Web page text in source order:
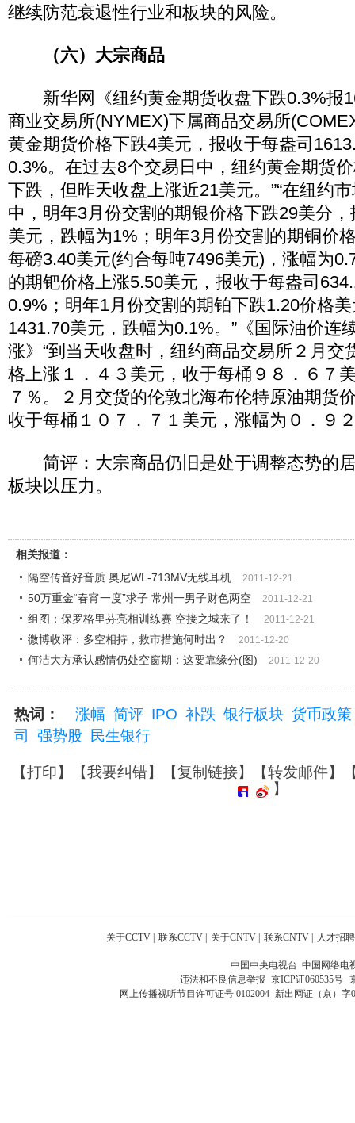
继续防范衰退性行业和板块的风险。
（六）大宗商品
新华网《纽约黄金期货收盘下跌0.3%报
商业交易所(NYMEX)下属商品交易所
黄金期货价格下跌4美元，报收于每盎司
0.3%。在过去8个交易日中，纽约黄金期货
下跌，但昨天收盘上涨近21美元。”“在纽约
中，明年3月份交割的期银价格下跌29美分
美元，跌幅为1%；明年3月份交割的期铜价
每磅3.40美元(约合每吨7496美元)，涨幅为
的期钯价格上涨5.50美元，报收于每盎司
0.9%；明年1月份交割的期铂下跌1.20价格
1431.70美元，跌幅为0.1%。”《国际油价连
涨》“到当天收盘时，纽约商品交易所２月交
格上涨１．４３美元，收于每桶９８．６７
７％。２月交货的伦敦北海布伦特原油期货
收于每桶１０７．７１美元，涨幅为０．９
简评：大宗商品仍旧是处于调整态势的
板块以压力。
相关报道：
隔空传音好音质 奥尼WL-713MV无线耳机
2011-12-21
50万重金“春宵一度”求子 常州一男子财色两空 2011-12-21
组图：保罗格里芬亮相训练赛 空接之城来了！ 2011-12-21
微博收评：多空相持，救市措施何时出？ 2011-12-20
何洁大方承认感情仍处空窗期：这要靠缘分(图) 2011-12-20
热词： 涨幅 简评 IPO 补跌 银行板块 货币政策
司
强势股 民生银行
【打印】【我要纠错】【复制链接】【转发邮件】
】
关于CCTV | 联系CCTV | 关于CNTV | 联系CNTV | 人才招聘
中国中央电视台 中国网络电
违法和不良信息举报 京ICP证060535号
网上传播视听节目许可证号 0102004 新出网证（京）